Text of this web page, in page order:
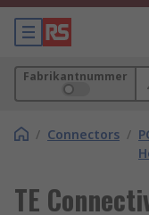
Fabrikantnummer
/ Connectors /
TE